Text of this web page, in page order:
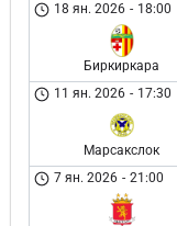
18 ян. 2026 - 18:00
Биркиркара
11 ян. 2026 - 17:30
Марсакслок
7 ян. 2026 - 21:00